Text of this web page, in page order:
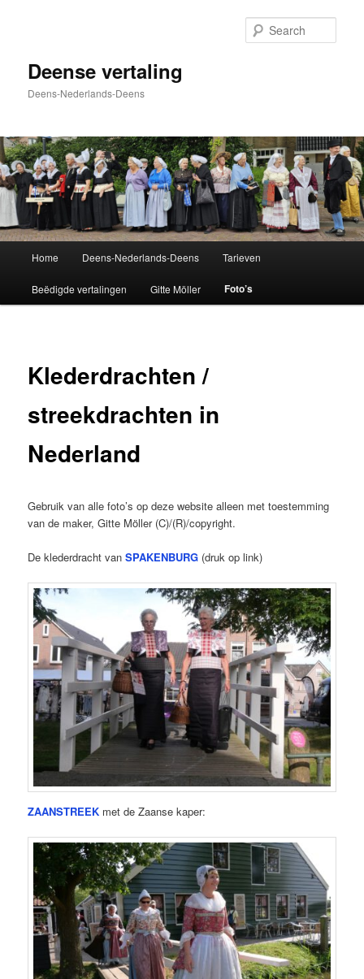
Deense vertaling
Deens-Nederlands-Deens
Home Deens-Nederlands-Deens Tarieven
Beëdigde vertalingen Gitte Möller Foto’s
Klederdrachten /
streekdrachten in
Nederland
Gebruik van alle foto’s op deze website alleen met toestemming
van de maker, Gitte Möller (C)/(R)/copyright.
De klederdracht vanSPAKENBURG (druk op link)
ZAANSTREEK met de Zaanse kaper: